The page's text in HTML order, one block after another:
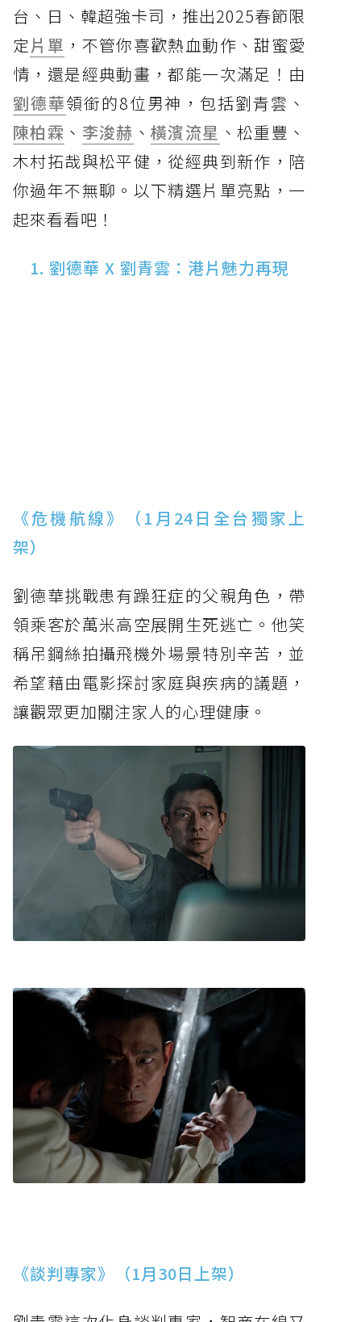
台、日、韓超強卡司，推出2025春節限
定片單 ，不管你喜歡熱血動作、甜蜜愛
情，還是經典動畫，都能一次滿足！由
劉德華領銜的8位男神，包括劉青雲、
陳柏霖 、 李浚赫 、 橫濱流星 、松重豐、
木村拓哉與松平健，從經典到新作，陪
你過年不無聊。以下精選片單亮點，一
起來看看吧！
1. 劉德華 X 劉青雲：港片魅力再現
《危機航線》（1月24日全台獨家上
架）
劉德華挑戰患有躁狂症的父親角色，帶
領乘客於萬米高空展開生死逃亡。他笑
稱吊鋼絲拍攝飛機外場景特別辛苦，並
希望藉由電影探討家庭與疾病的議題，
讓觀眾更加關注家人的心理健康。
《談判專家》（1月30日上架）